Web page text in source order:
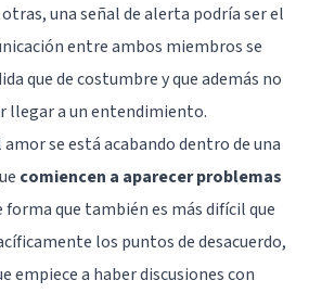
una señal de alerta podría ser el
entre ambos miembros se
que de costumbre y que además no
llegar a un entendimiento.
se está acabando dentro de una
comiencen a aparecer problemas
forma que también es más difícil que
los puntos de desacuerdo,
empiece a haber discusiones con